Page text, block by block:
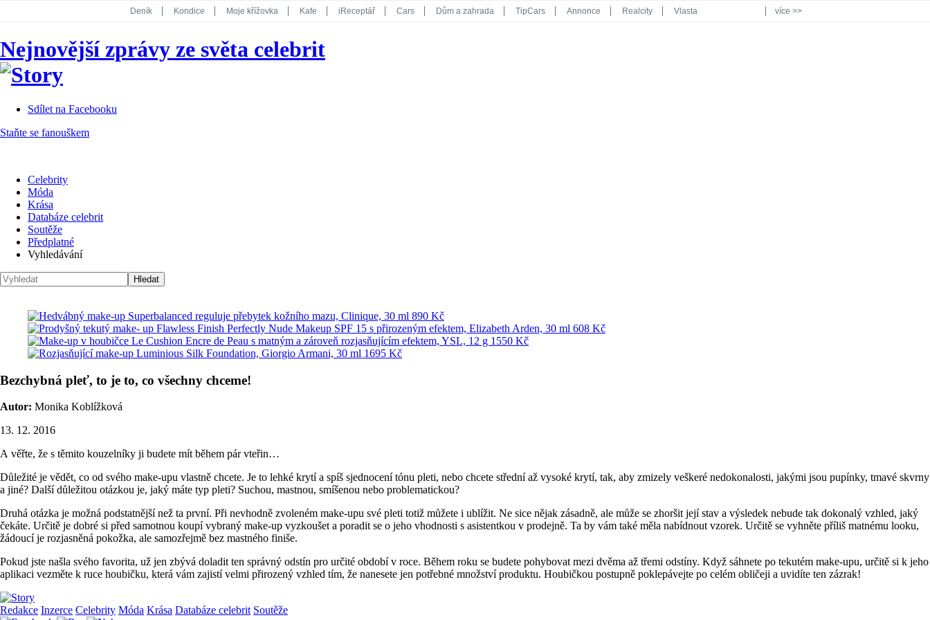
Deník Kondice Moje křížovka Kafe iReceptář Cars Dům a zahrada TipCars Annonce Realcity Vlasta
Koktejl
více >>
Nejnovější zprávy ze světa celebrit
Sdílet na Facebooku
Staňte se fanouškem
Celebrity
Móda
Krása
Databáze celebrit
Soutěže
Předplatné
Vyhledávání
Bezchybná pleť, to je to, co všechny chceme!
Autor: Monika Koblížková
13. 12. 2016
A věřte, že s těmito kouzelníky ji budete mít během pár vteřin…
Důležité je vědět, co od svého make-upu vlastně chcete. Je to lehké krytí a spíš sjednocení tónu pleti, nebo chcete střední až vysoké krytí, tak, aby zmizely veškeré nedokonalosti, jakými jsou pupínky, tmavé skvrny
a jiné? Další důležitou otázkou je, jaký máte typ pleti? Suchou, mastnou, smíšenou nebo problematickou?
Druhá otázka je možná podstatnější než ta první. Při nevhodně zvoleném make-upu své pleti totiž můžete i ublížit. Ne sice nějak zásadně, ale může se zhoršit její stav a výsledek nebude tak dokonalý vzhled, jaký
čekáte. Určitě je dobré si před samotnou koupí vybraný make-up vyzkoušet a poradit se o jeho vhodnosti s asistentkou v prodejně. Ta by vám také měla nabídnout vzorek. Určitě se vyhněte příliš matnému looku,
žádoucí je rozjasněná pokožka, ale samozřejmě bez mastného finiše.
Pokud jste našla svého favorita, už jen zbývá doladit ten správný odstín pro určité období v roce. Během roku se budete pohybovat mezi dvěma až třemi odstíny. Když sáhnete po tekutém make-upu, určitě si k jeho
aplikaci vezměte k ruce houbičku, která vám zajistí velmi přirozený vzhled tím, že nanesete jen potřebné množství produktu. Houbičkou postupně poklepávejte po celém obličeji a uvidíte ten zázrak!
Redakce Inzerce Celebrity Móda Krása Databáze celebrit Soutěže